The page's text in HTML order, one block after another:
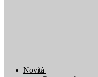
Novità